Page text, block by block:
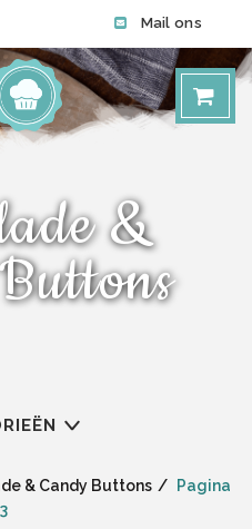
Mail ons
&
& Candy Buttons
Pagina
3